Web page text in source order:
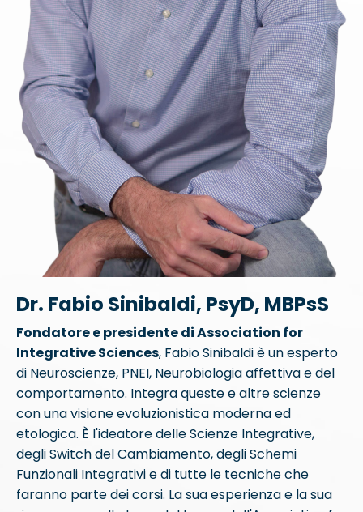
Dr. Fabio Sinibaldi, PsyD, MBPsS
Fondatore e presidente di Association for
Integrative Sciences, Fabio Sinibaldi è un esperto
di Neuroscienze, PNEI, Neurobiologia affettiva e del
comportamento. Integra queste e altre scienze
con una visione evoluzionistica moderna ed
etologica. È l'ideatore delle Scienze Integrative,
degli Switch del Cambiamento, degli Schemi
Funzionali Integrativi e di tutte le tecniche che
faranno parte dei corsi. La sua esperienza e la sua